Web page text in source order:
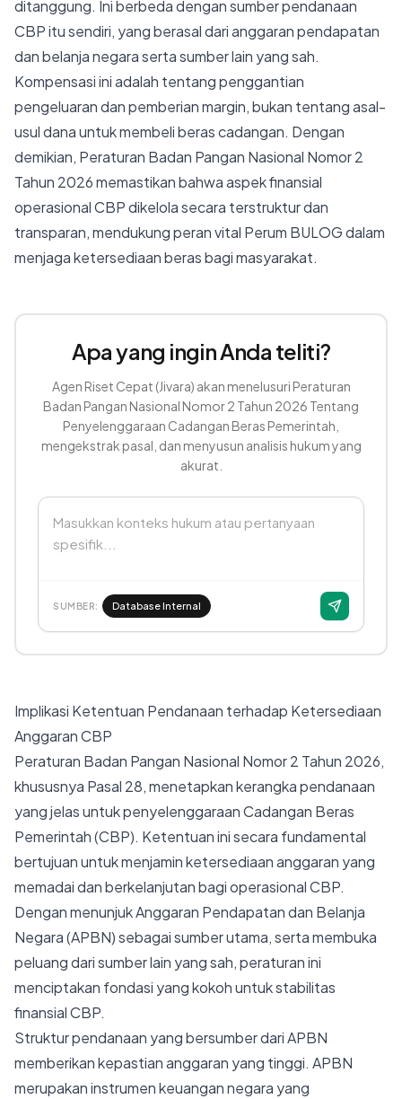
ditanggung. Ini berbeda dengan sumber pendanaan
CBP itu sendiri, yang berasal dari anggaran pendapatan
dan belanja negara serta sumber lain yang sah.
Kompensasi ini adalah tentang penggantian
pengeluaran dan pemberian margin, bukan tentang asal-
usul dana untuk membeli beras cadangan. Dengan
demikian, Peraturan Badan Pangan Nasional Nomor 2
Tahun 2026 memastikan bahwa aspek finansial
operasional CBP dikelola secara terstruktur dan
transparan, mendukung peran vital Perum BULOG dalam
menjaga ketersediaan beras bagi masyarakat.
Apa yang ingin Anda teliti?
Agen Riset Cepat (Jivara) akan menelusuri Peraturan
Badan Pangan Nasional Nomor 2 Tahun 2026 Tentang
Penyelenggaraan Cadangan Beras Pemerintah,
mengekstrak pasal, dan menyusun analisis hukum yang
akurat.
Masukkan konteks hukum atau pertanyaan
spesifik...
SUMBER: Database Internal
Implikasi Ketentuan Pendanaan terhadap Ketersediaan
Anggaran CBP
Peraturan Badan Pangan Nasional Nomor 2 Tahun 2026,
khususnya Pasal 28, menetapkan kerangka pendanaan
yang jelas untuk penyelenggaraan Cadangan Beras
Pemerintah (CBP). Ketentuan ini secara fundamental
bertujuan untuk menjamin ketersediaan anggaran yang
memadai dan berkelanjutan bagi operasional CBP.
Dengan menunjuk Anggaran Pendapatan dan Belanja
Negara (APBN) sebagai sumber utama, serta membuka
peluang dari sumber lain yang sah, peraturan ini
menciptakan fondasi yang kokoh untuk stabilitas
finansial CBP.
Struktur pendanaan yang bersumber dari APBN
memberikan kepastian anggaran yang tinggi. APBN
merupakan instrumen keuangan negara yang